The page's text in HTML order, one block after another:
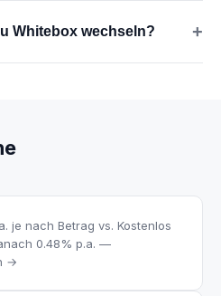
Whitebox wechseln? +
je nach Betrag vs. Kostenlos
0.48% p.a. —
→